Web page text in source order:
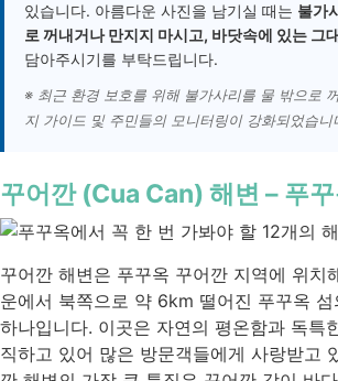
있습니다. 아름다운 사진을 남기실 때는 불가
로 꺼내거나 만지지 마시고, 바닷속에 있는 그
담아주시기를 부탁드립니다.
※ 최근 환경 보호를 위해 불가사리를 물 밖으로
지 가이드 및 주민들의 모니터링이 강화되었습니
꾸어깐 (Cua Can) 해변 – 푸
꾸어깐 해변은 푸꾸옥 꾸어깐 지역에 위치
운에서 북쪽으로 약 6km 떨어진 푸꾸옥
하나입니다. 이곳은 자연의 평온함과 독특
직하고 있어 많은 방문객들에게 사랑받고